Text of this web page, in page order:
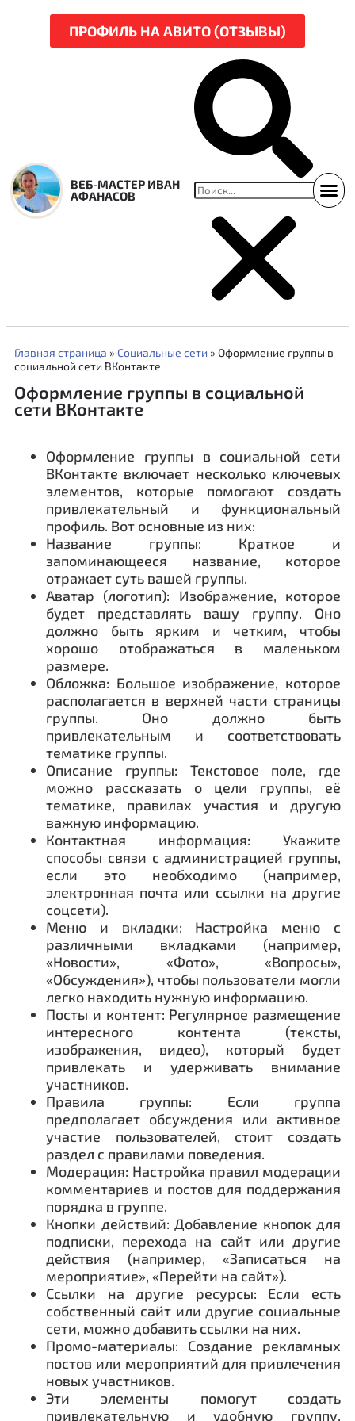
ПРОФИЛЬ НА АВИТО (ОТЗЫВЫ)
ВЕБ-МАСТЕР ИВАН
АФАНАСОВ
Главная страница » Социальные сети » Оформление группы в
социальной сети ВКонтакте
Оформление группы в социальной
сети ВКонтакте
Оформление группы в социальной сети
ВКонтакте включает несколько ключевых
элементов, которые помогают создать
привлекательный и функциональный
профиль. Вот основные из них:
Название группы: Краткое и
запоминающееся название, которое
отражает суть вашей группы.
Аватар (логотип): Изображение, которое
будет представлять вашу группу. Оно
должно быть ярким и четким, чтобы
хорошо отображаться в маленьком
размере.
Обложка: Большое изображение, которое
располагается в верхней части страницы
группы. Оно должно быть
привлекательным и соответствовать
тематике группы.
Описание группы: Текстовое поле, где
можно рассказать о цели группы, её
тематике, правилах участия и другую
важную информацию.
Контактная информация: Укажите
способы связи с администрацией группы,
если это необходимо (например,
электронная почта или ссылки на другие
соцсети).
Меню и вкладки: Настройка меню с
различными вкладками (например,
«Новости», «Фото», «Вопросы»,
«Обсуждения»), чтобы пользователи могли
легко находить нужную информацию.
Посты и контент: Регулярное размещение
интересного контента (тексты,
изображения, видео), который будет
привлекать и удерживать внимание
участников.
Правила группы: Если группа
предполагает обсуждения или активное
участие пользователей, стоит создать
раздел с правилами поведения.
Модерация: Настройка правил модерации
комментариев и постов для поддержания
порядка в группе.
Кнопки действий: Добавление кнопок для
подписки, перехода на сайт или другие
действия (например, «Записаться на
мероприятие», «Перейти на сайт»).
Ссылки на другие ресурсы: Если есть
собственный сайт или другие социальные
сети, можно добавить ссылки на них.
Промо-материалы: Создание рекламных
постов или мероприятий для привлечения
новых участников.
Эти элементы помогут создать
привлекательную и удобную группу,